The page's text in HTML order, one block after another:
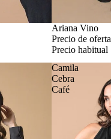
Agotado
Ariana Vino
Precio de oferta
Precio habitual
Camila
Cebra
Café